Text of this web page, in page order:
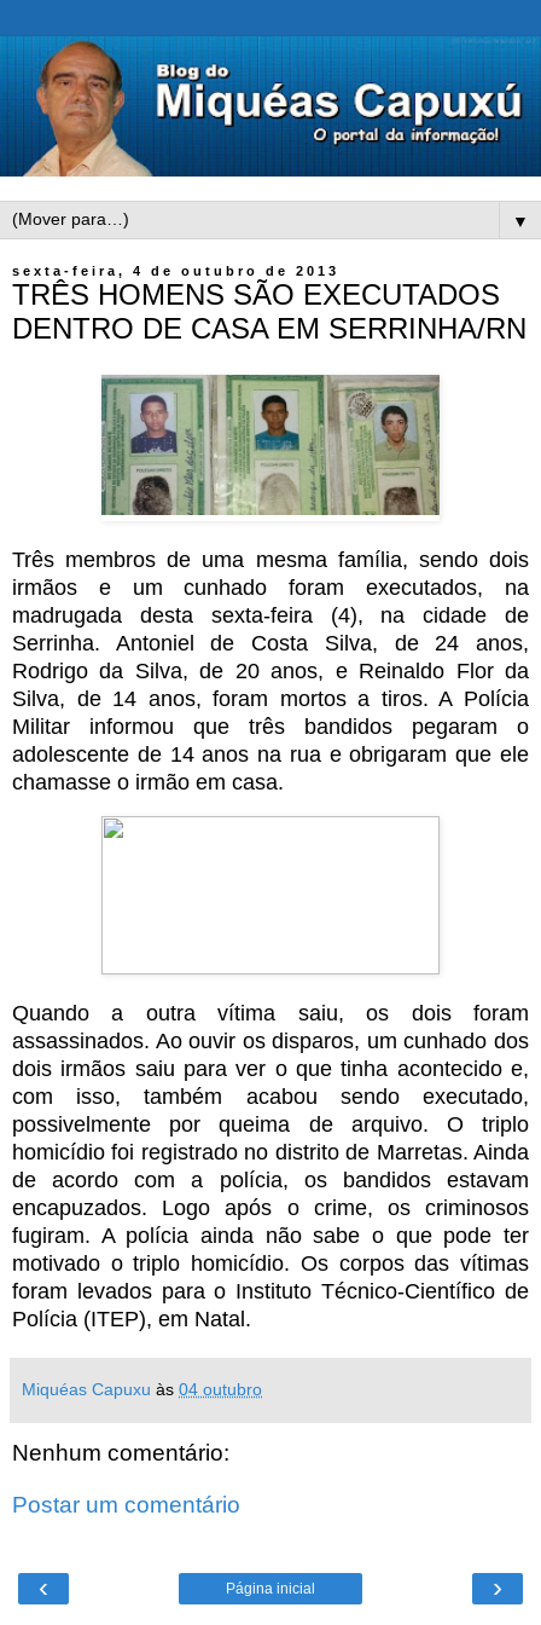
▼
sexta-feira, 4 de outubro de 2013
TRÊS HOMENS SÃO EXECUTADOS
DENTRO DE CASA EM SERRINHA/RN
Três membros de uma mesma família, sendo dois
irmãos e um cunhado foram executados, na
madrugada desta sexta-feira (4), na cidade de
Serrinha. Antoniel de Costa Silva, de 24 anos,
Rodrigo da Silva, de 20 anos, e Reinaldo Flor da
Silva, de 14 anos, foram mortos a tiros.A Polícia
Militar informou que três bandidos pegaram o
adolescente de 14 anos na rua e obrigaram que ele
chamasse o irmão em casa.
Quando a outra vítima saiu, os dois foram
assassinados. Ao ouvir os disparos, um cunhado dos
dois irmãos saiu para ver o que tinha acontecido e,
com isso, também acabou sendo executado,
possivelmente por queima de arquivo. O triplo
homicídio foi registrado no distrito de Marretas. Ainda
de acordo com a polícia, os bandidos estavam
encapuzados. Logo após o crime, os criminosos
fugiram. A polícia ainda não sabe o que pode ter
motivado o triplo homicídio. Os corpos das vítimas
foram levados para o Instituto Técnico-Científico de
Polícia (ITEP), em Natal.
Miquéas Capuxu às 04 outubro
Nenhum comentário:
Postar um comentário
‹ ›
Página inicial